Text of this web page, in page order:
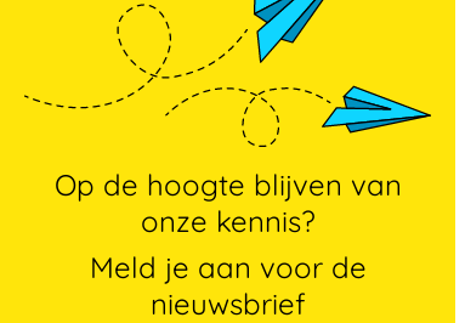
Op de hoogte blijven van
onze kennis?
Meld je aan voor de
nieuwsbrief